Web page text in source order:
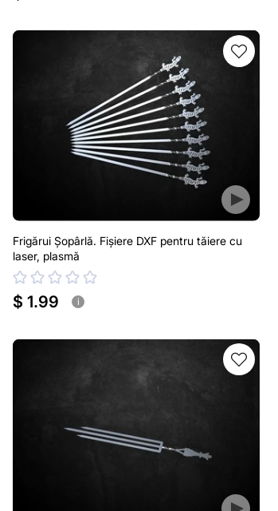
Frigărui Șopârlă. Fișiere DXF pentru tăiere cu
laser, plasmă
$ 1.99 i